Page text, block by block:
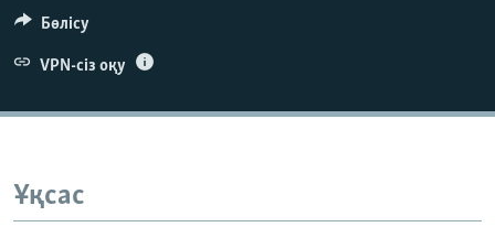
Бөлісу
VPN-сіз оқу
Ұқсас